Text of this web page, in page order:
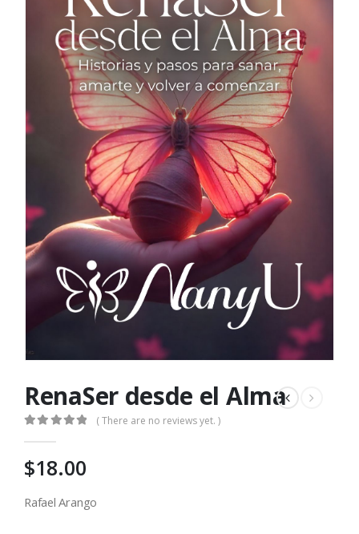
RenaSer desde el Alma
( There are no reviews yet. )
$18.00
Rafael Arango